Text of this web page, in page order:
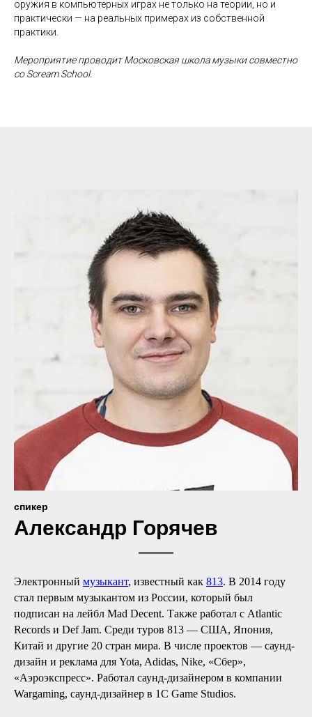
оружия в компьютерных играх не только на теории, но и
практически — на реальных примерах из собственной
практики.
Мероприятие проводит Московская школа музыки совместно
со Scream School.
спикер
Александр Горячев
Электронный музыкант, известный как 813. В 2014 году
стал первым музыкантом из России, который был
подписан на лейбл Mad Decent. Также работал с Atlantic
Records и Def Jam. Среди туров 813 — США, Япония,
Китай и другие 20 стран мира. В числе проектов — саунд-
дизайн и реклама для Yota, Adidas, Nike, «‎Сбер»,
«‎Аэроэкспресс». Работал саунд-дизайнером в компании
Wargaming, саунд-дизайнер в 1C Game Studios.